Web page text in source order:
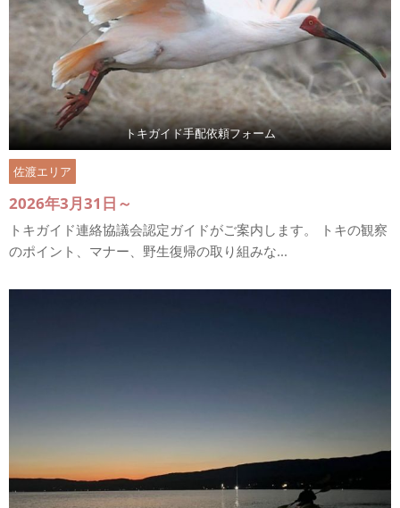
トキガイド手配依頼フォーム
佐渡エリア
2026年3月31日～
トキガイド連絡協議会認定ガイドがご案内します。 トキの観察
のポイント、マナー、野生復帰の取り組みな...